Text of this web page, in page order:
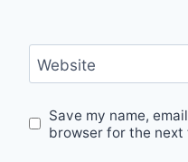
Website
Save my name,
browser for the next